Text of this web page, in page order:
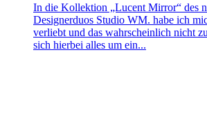
In die Kollektion „Lucent Mirror“ des
Designerduos Studio WM. habe ich
verliebt und das wahrscheinlich nicht
sich hierbei alles um ein...